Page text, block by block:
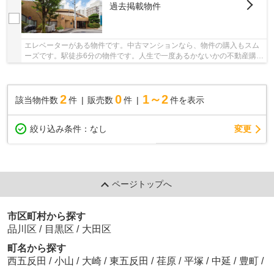
過去掲載物件
エレベーターがある物件です。中古マンションなら、物件の購入もスム
ーズです。駅徒歩6分の物件です。人生で一度あるかないかの不動産購入
該当物件数 2件 販売数 0 件 1～2 件を表示
絞り込み条件： なし 変更
ページトップへ
市区町村から探す
品川区 / 目黒区 / 大田区
町名から探す
西五反田 / 小山 / 大崎 / 東五反田 / 荏原 / 平塚 / 中延 / 豊町 /